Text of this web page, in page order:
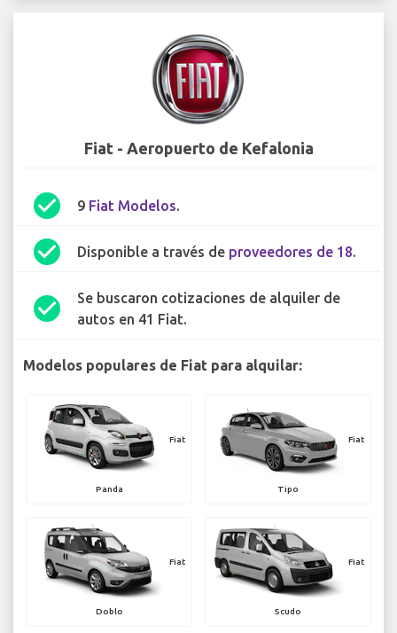
Fiat - Aeropuerto de Kefalonia
check_circle 9 Fiat Modelos.
check_circle Disponible a través de proveedores de 18.
check_circle
Se buscaron cotizaciones de alquiler de
autos en 41 Fiat.
Modelos populares de Fiat para alquilar:
Fiat
Panda
Fiat
Tipo
Fiat
Doblo
Fiat
Scudo